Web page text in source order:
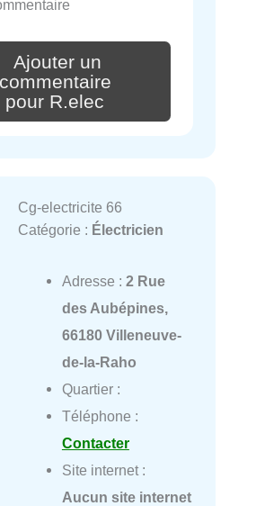
Ajouter un
commentaire
pour R.elec
Cg-electricite 66
Catégorie : Électricien
Adresse : 2 Rue
des Aubépines,
66180 Villeneuve-
de-la-Raho
Quartier :
Téléphone :
Contacter
Site internet :
Aucun site internet